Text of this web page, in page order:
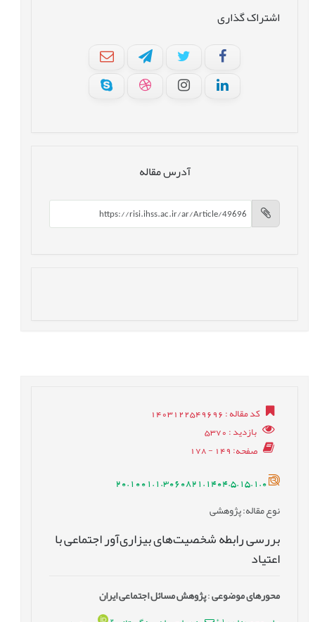
اشتراک گذاری
آدرس مقاله
کد مقاله: 1403122549696
بازدید: 5370
صفحه: 149 - 178
20.1001.1.3060821.1404.5.15.1.0
نوع مقاله: پژوهشی
بررسی رابطه شخصیت‌های بیزاری‌آور اجتماعی با
اعتیاد
محورهای موضوعی:پژوهش مسائل اجتماعی ایران